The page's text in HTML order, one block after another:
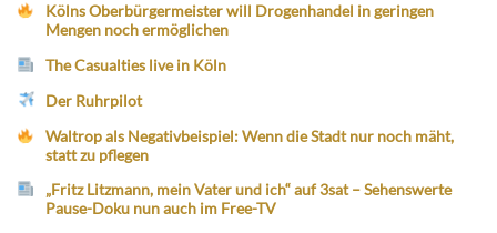
Kölns Oberbürgermeister will Drogenhandel in geringen
Mengen noch ermöglichen
The Casualties live in Köln
Der Ruhrpilot
Waltrop als Negativbeispiel: Wenn die Stadt nur noch mäht,
statt zu pflegen
„Fritz Litzmann, mein Vater und ich“ auf 3sat – Sehenswerte
Pause-Doku nun auch im Free-TV